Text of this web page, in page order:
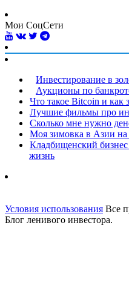
Мои СоцСети
Инвестирование в
Аукционы по
Что такое Bitcoin и как
Лучшие фильмы про
Сколько мне нужно
Моя зимовка в Азии на
Кладбищенский
жизнь
Условия использования Все
Блог ленивого инвестора.